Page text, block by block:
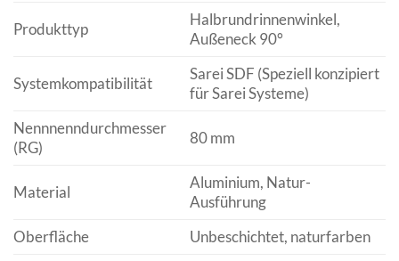
Produkttyp
Halbrundrinnenwinkel,
Außeneck 90°
Systemkompatibilität
Sarei SDF (Speziell konzipiert
für Sarei Systeme)
Nennnenndurchmesser
(RG)
80 mm
Material
Aluminium, Natur-
Ausführung
Oberfläche
Unbeschichtet, naturfarben